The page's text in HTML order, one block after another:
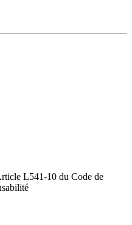
L541-10 du Code de